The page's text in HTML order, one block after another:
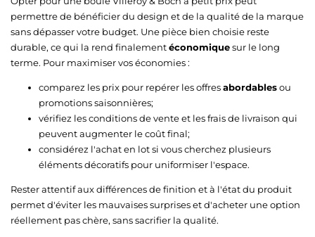
permettre de bénéficier du design et de la qualité de la marque
sans dépasser votre budget. Une pièce bien choisie reste
durable, ce qui la rend finalementéconomiquesur le long
terme. Pour maximiser vos économies :
comparez les prix pour repérer les offresabordablesou
promotions saisonnières;
vérifiez les conditions de vente et les frais de livraison qui
peuvent augmenter le coût final;
considérez l'achat en lot si vous cherchez plusieurs
éléments décoratifs pour uniformiser l'espace.
Rester attentif aux différences de finition et à l'état du produit
permet d'éviter les mauvaises surprises et d'acheter une option
réellement pas chère, sans sacrifier la qualité.